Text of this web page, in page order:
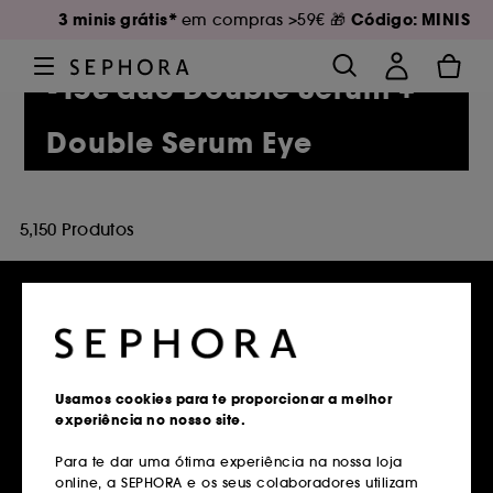
3 minis grátis* em compras >59€ 🎁 Código: MINIS
-15€ duo Double Serum +
Double Serum Eye
5,150 Produtos
em compras superiores a 39€
Devoluções
Usamos cookies para te proporcionar a melhor
experiência no nosso site.
Para te dar uma ótima experiência na nossa loja
online, a SEPHORA e os seus colaboradores utilizam